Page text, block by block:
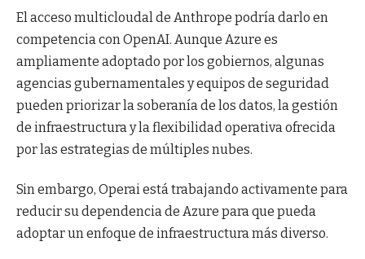
El acceso multicloudal de Anthrope podría darlo en
competencia con OpenAI. Aunque Azure es
ampliamente adoptado por los gobiernos, algunas
agencias gubernamentales y equipos de seguridad
pueden priorizar la soberanía de los datos, la gestión
de infraestructura y la flexibilidad operativa ofrecida
por las estrategias de múltiples nubes.
Sin embargo, Operai está trabajando activamente para
reducir su dependencia de Azure para que pueda
adoptar un enfoque de infraestructura más diverso.